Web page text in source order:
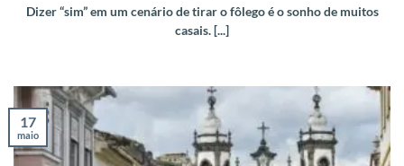
Dizer “sim” em um cenário de tirar o fôlego é o sonho de muitos
casais. [...]
17
maio